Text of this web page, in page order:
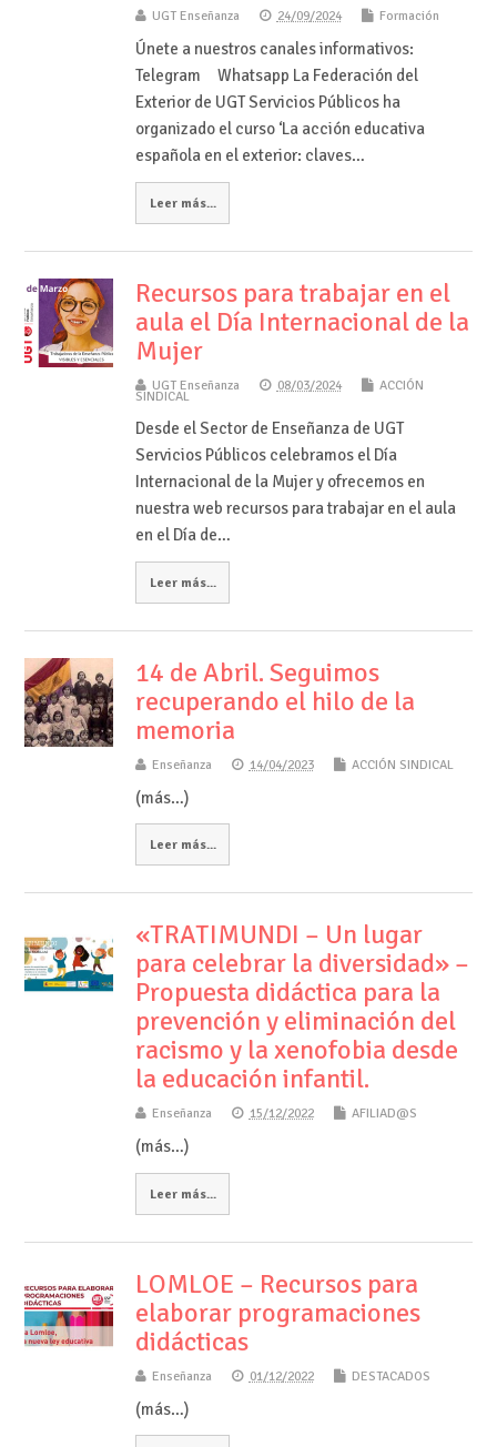
UGT Enseñanza 24/09/2024 Formación
Únete a nuestros canales informativos:
Telegram Whatsapp La Federación del
Exterior de UGT Servicios Públicos ha
organizado el curso ‘La acción educativa
española en el exterior: claves…
Leer más...
Recursos para trabajar en el
aula el Día Internacional de la
Mujer
UGT Enseñanza 08/03/2024 ACCIÓN
SINDICAL
Desde el Sector de Enseñanza de UGT
Servicios Públicos celebramos el Día
Internacional de la Mujer y ofrecemos en
nuestra web recursos para trabajar en el aula
en el Día de…
Leer más...
14 de Abril. Seguimos
recuperando el hilo de la
memoria
Enseñanza 14/04/2023 ACCIÓN SINDICAL
(más…)
Leer más...
«TRATIMUNDI – Un lugar
para celebrar la diversidad» –
Propuesta didáctica para la
prevención y eliminación del
racismo y la xenofobia desde
la educación infantil.
Enseñanza 15/12/2022 AFILIAD@S
(más…)
Leer más...
LOMLOE – Recursos para
elaborar programaciones
didácticas
Enseñanza 01/12/2022 DESTACADOS
(más…)